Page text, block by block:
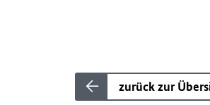
zurück zur